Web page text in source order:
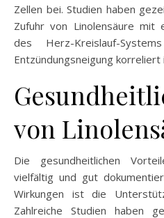
Zellen bei. Studien haben
Zufuhr von Linolensäure mit
des Herz-Kreislauf-
Entzündungsneigung korreliert
von
Die gesundheitlichen
vielfältig und gut
Wirkungen ist die
Zahlreiche Studien haben